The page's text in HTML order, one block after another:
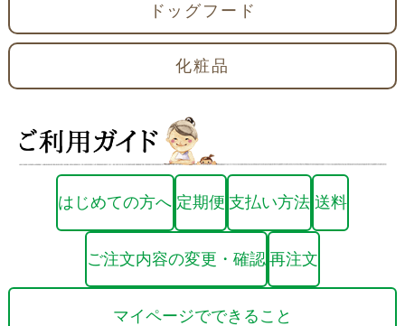
ドッグフード
化粧品
はじめての方へ 定期便 支払い方法 送料
ご注文内容の変更・確認 再注文
マイページでできること